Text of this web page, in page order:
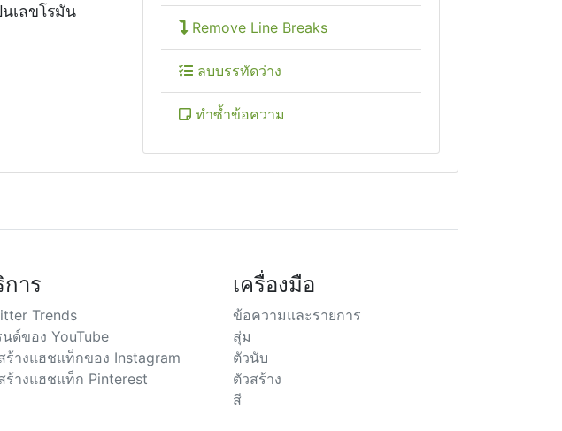
เลขโรมัน
Remove Line Breaks
ลบบรรทัดว่าง
ทำซ้ำข้อความ
การ
Trends
นด์ของ YouTube
ร้างแฮชแท็กของ Instagram
ร้างแฮชแท็ก Pinterest
เครื่องมือ
ข้อความและรายการ
สุ่ม
ตัวนับ
ตัวสร้าง
สี